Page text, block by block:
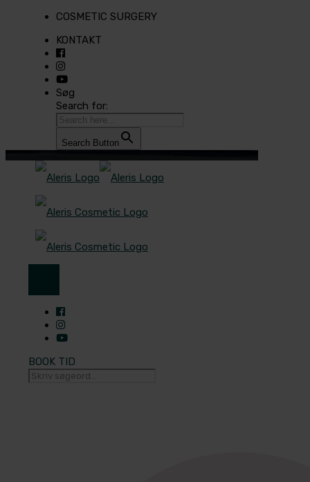
COSMETIC SURGERY
KONTAKT
Søg
Search for:
Search Button
BOOK TID